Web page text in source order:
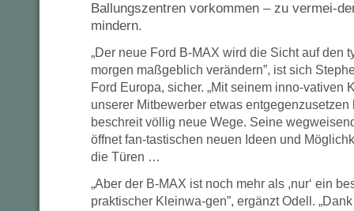
Ballungszentren vorkommen – zu vermei-
mindern.
„Der neue Ford B-MAX wird die Sicht auf den
morgen maßgeblich verändern”, ist sich
Ford Europa, sicher. „Mit seinem inno-vativen
unserer Mitbewerber etwas
beschreit völlig neue Wege. Seine
öffnet fan-tastischen neuen Ideen und
die Türen …
„Aber der B-MAX ist noch mehr als ,nur‘ ein
praktischer Kleinwa-gen”, ergänzt Odell.